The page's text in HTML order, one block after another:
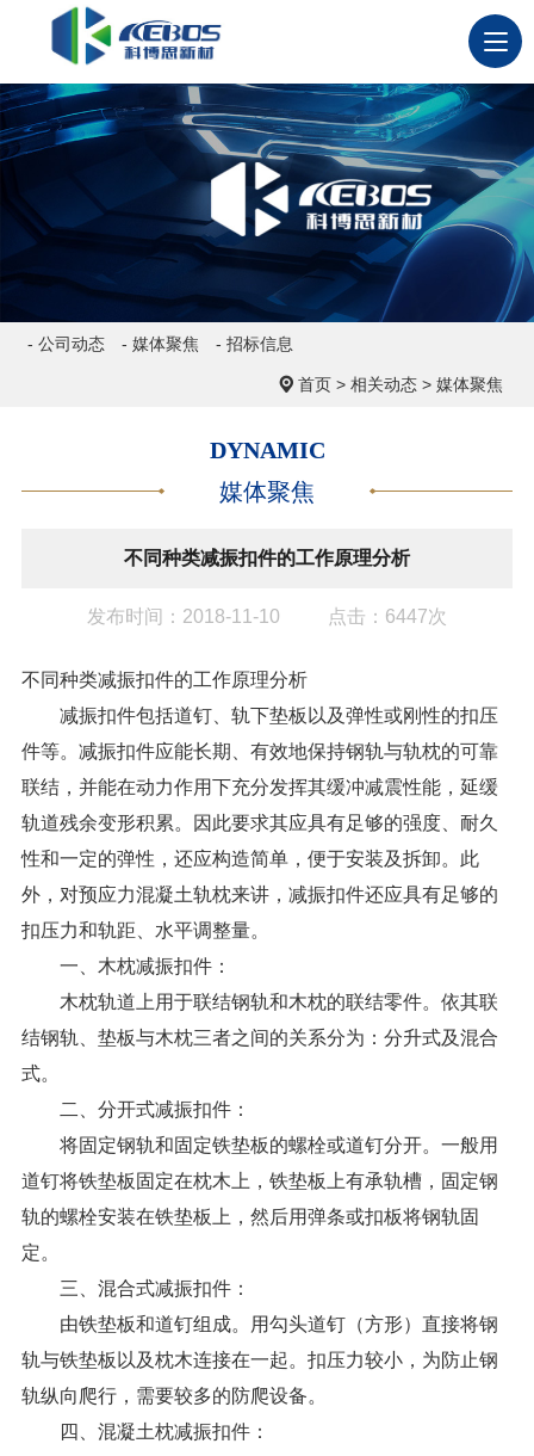
- 公司动态 - 媒体聚焦 - 招标信息
首页> 相关动态> 媒体聚焦
DYNAMIC
媒体聚焦
不同种类减振扣件的工作原理分析
发布时间：2018-11-10 点击：6447次
不同种类减振扣件的工作原理分析
减振扣件包括道钉、轨下垫板以及弹性或刚性的扣压
件等。减振扣件应能长期、有效地保持钢轨与轨枕的可靠
联结，并能在动力作用下充分发挥其缓冲减震性能，延缓
轨道残余变形积累。因此要求其应具有足够的强度、耐久
性和一定的弹性，还应构造简单，便于安装及拆卸。此
外，对预应力混凝土轨枕来讲，减振扣件还应具有足够的
扣压力和轨距、水平调整量。
一、木枕减振扣件：
木枕轨道上用于联结钢轨和木枕的联结零件。依其联
结钢轨、垫板与木枕三者之间的关系分为：分升式及混合
式。
二、 分开式减振扣件：
将固定钢轨和固定铁垫板的螺栓或道钉分开。一般用
道钉将铁垫板固定在枕木上，铁垫板上有承轨槽，固定钢
轨的螺栓安装在铁垫板上，然后用弹条或扣板将钢轨固
定。
三、混合式减振扣件：
由铁垫板和道钉组成。用勾头道钉（方形）直接将钢
轨与铁垫板以及枕木连接在一起。扣压力较小，为防止钢
轨纵向爬行，需要较多的防爬设备。
四、混凝土枕减振扣件：